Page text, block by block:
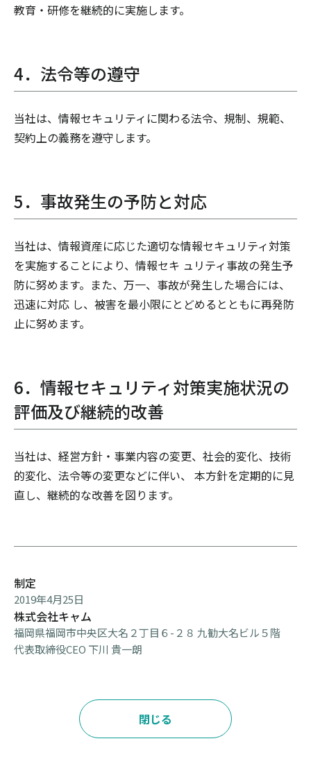
教育・研修を継続的に実施します。
4．法令等の遵守
当社は、情報セキュリティに関わる法令、規制、規範、
契約上の義務を遵守します。
5．事故発生の予防と対応
当社は、情報資産に応じた適切な情報セキュリティ対策
を実施することにより、情報セキ ュリティ事故の発生予
防に努めます。また、万一、事故が発生した場合には、
迅速に対応 し、被害を最小限にとどめるとともに再発防
止に努めます。
6．情報セキュリティ対策実施状況の
評価及び継続的改善
当社は、経営方針・事業内容の変更、社会的変化、技術
的変化、法令等の変更などに伴い、 本方針を定期的に見
直し、継続的な改善を図ります。
制定
2019年4月25日
株式会社キャム
福岡県福岡市中央区大名２丁目６-２８ 九勧大名ビル５階
代表取締役CEO 下川 貴一朗
閉じる